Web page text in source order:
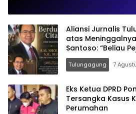
Aliansi Jurnalis
atas
Santoso: “Beliau
Vokal”
Tulungagung 7
Eks Ketua DPRD
Tersangka Kasus
Perumahan